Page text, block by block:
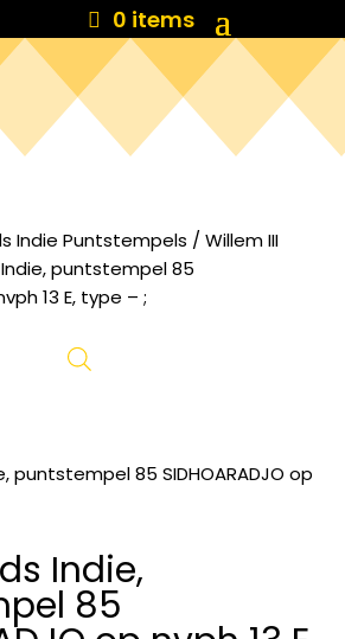
0 items
Indie Puntstempels /Willem III
puntstempel 85
13 E, type – ;
Indie,
85